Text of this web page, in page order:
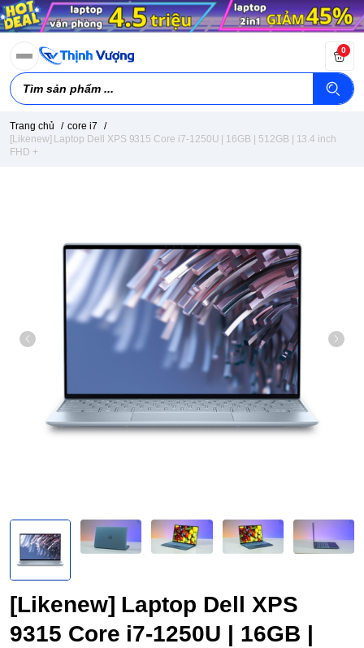
0
Trang chủ / core i7
/
[Likenew] Laptop Dell XPS 9315 Core i7-1250U | 16GB | 512GB | 13.4 inch
FHD +
[Likenew] Laptop Dell XPS
9315 Core i7-1250U | 16GB |